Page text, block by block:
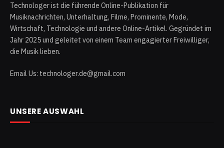
Technologer ist die führende Online-Publikation für
Musiknachrichten, Unterhaltung, Filme, Prominente, Mode,
Wirtschaft, Technologie und andere Online-Artikel. Gegründet im
Jahr 2025 und geleitet von einem Team engagierter Freiwilliger,
die Musik lieben.
Email Us: technologer.de@gmail.com
UNSERE AUSWAHL